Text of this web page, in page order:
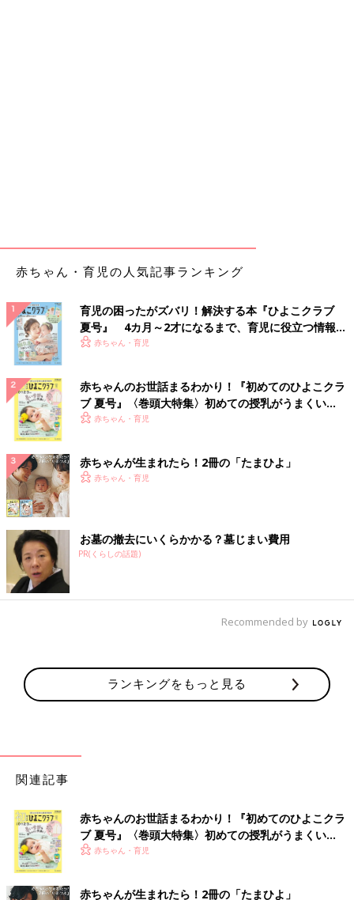
赤ちゃん・育児の人気記事ランキング
育児の困ったがズバリ！解決する本『ひよこクラブ
夏号』 4カ月～2才になるまで、育児に役立つ情報が
いっぱい！
赤ちゃん・育児
赤ちゃんのお世話まるわかり！『初めてのひよこクラ
ブ 夏号』〈巻頭大特集〉初めての授乳がうまくい
く！ おっぱい・ミルクの基本と夏のトラブル 解決テ
赤ちゃん・育児
赤ちゃんが生まれたら！2冊の「たまひよ」
赤ちゃん・育児
お墓の撤去にいくらかかる？墓じまい費用
PR(くらしの話題)
Recommended by
ランキングをもっと見る
関連記事
赤ちゃんのお世話まるわかり！『初めてのひよこクラ
ブ 夏号』〈巻頭大特集〉初めての授乳がうまくい
く！ おっぱい・ミルクの基本と夏のトラブル 解決テ
赤ちゃん・育児
赤ちゃんが生まれたら！2冊の「たまひよ」